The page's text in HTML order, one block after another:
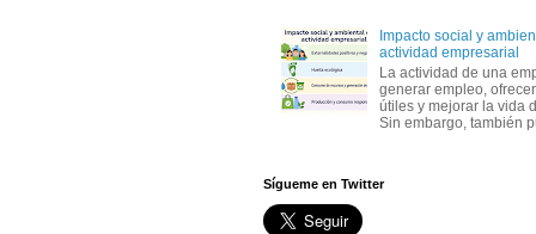
Impacto social y
actividad empresarial
La actividad de una
generar empleo,
útiles y mejorar la vida
Sin embargo, también
Sígueme en Twitter